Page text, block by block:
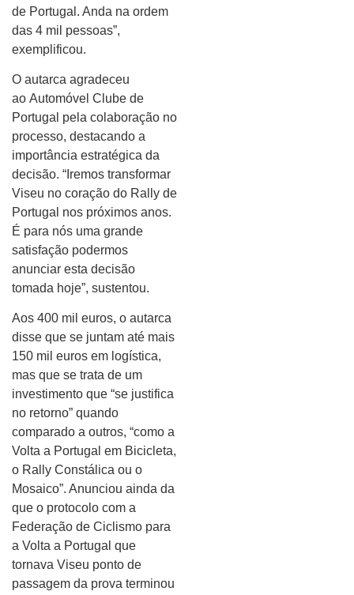
de Portugal. Anda na ordem
das 4 mil pessoas”,
exemplificou.
O autarca agradeceu
ao Automóvel Clube de
Portugal pela colaboração no
processo, destacando a
importância estratégica da
decisão. “Iremos transformar
Viseu no coração do Rally de
Portugal nos próximos anos.
É para nós uma grande
satisfação podermos
anunciar esta decisão
tomada hoje”, sustentou.
Aos 400 mil euros, o autarca
disse que se juntam até mais
150 mil euros em logística,
mas que se trata de um
investimento que “se justifica
no retorno” quando
comparado a outros, “como a
Volta a Portugal em Bicicleta,
o Rally Constálica ou o
Mosaico”. Anunciou ainda da
que o protocolo com a
Federação de Ciclismo para
a Volta a Portugal que
tornava Viseu ponto de
passagem da prova terminou